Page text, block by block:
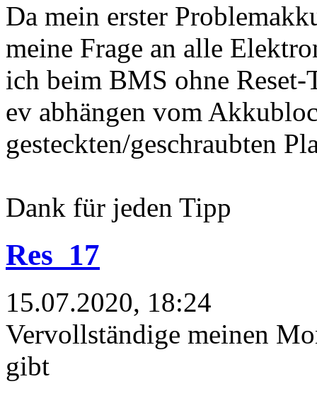
Da mein erster
meine Frage an alle
ich beim BMS ohne Reset-
ev abhängen vom
gesteckten/geschraubten
Dank für jeden Tipp
Res_17
15.07.2020, 18:24
Vervollständige meinen
gibt